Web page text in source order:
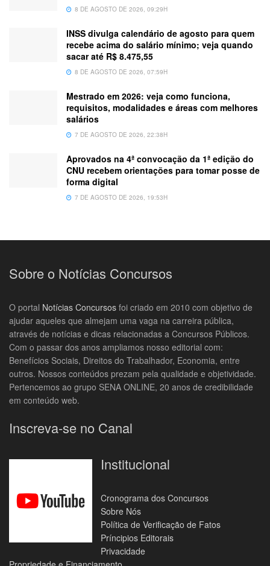
8 DE AGOSTO DE 2026, 09:29H
INSS divulga calendário de agosto para quem
recebe acima do salário mínimo; veja quando
sacar até R$ 8.475,55
8 DE AGOSTO DE 2026, 07:59H
Mestrado em 2026: veja como funciona,
requisitos, modalidades e áreas com melhores
salários
7 DE AGOSTO DE 2026, 22:38H
Aprovados na 4ª convocação da 1ª edição do
CNU recebem orientações para tomar posse de
forma digital
7 DE AGOSTO DE 2026, 19:53H
Sobre o Notícias Concursos
O portal Notícias Concursos foi criado em 2010 com objetivo de
ajudar aqueles que almejam uma vaga na carreira pública,
através de notícias e dicas relacionadas a Concursos Públicos.
Com o passar dos anos ampliamos nosso editorial com:
Benefícios Sociais, Direitos do Trabalhador, Economia, entre
outros. Nossos conteúdos prezam pela qualidade e objetividade.
Pertencemos ao grupo SENA ONLINE, 20 anos de credibilidade
em conteúdo web.
Inscreva-se no Canal
Institucional
Cronograma dos Concursos
Sobre Nós
Política de Verificação de Fatos
Príncipios Editorais
Privacidade